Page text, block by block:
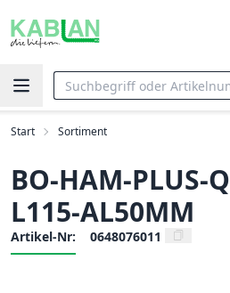
Start Sortiment
BO-HAM-PLUS-
L115-AL50MM
Artikel-Nr: 0648076011